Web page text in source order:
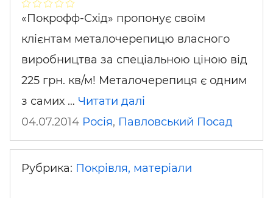
«Покрофф-Схід» пропонує своїм
клієнтам металочерепицю власного
виробництва за спеціальною ціною від
225 грн. кв/м! Металочерепиця є одним
з самих … Читати далі
04.07.2014 Росія, Павловський Посад
Рубрика: Покрівля, матеріали